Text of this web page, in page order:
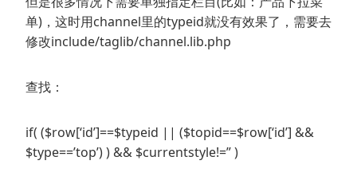
单)，这时用channel里的typeid就没有效果了，需要去
修改include/taglib/channel.lib.php
查找：
if( ($row[‘id’]==$typeid || ($topid==$row[‘id’] &&
$type==’top’) ) && $currentstyle!=” )